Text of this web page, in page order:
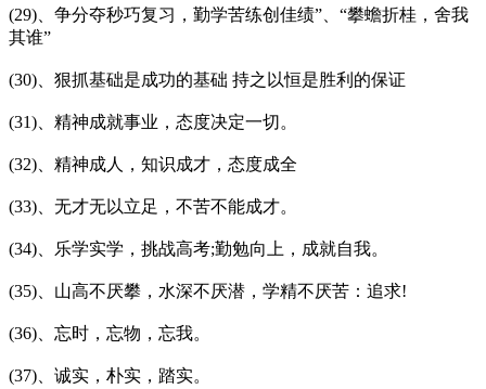
(29)、争分夺秒巧复习，勤学苦练创佳绩”、“攀蟾折桂，舍我
其谁”
(30)、狠抓基础是成功的基础 持之以恒是胜利的保证
(31)、精神成就事业，态度决定一切。
(32)、精神成人，知识成才，态度成全
(33)、无才无以立足，不苦不能成才。
(34)、乐学实学，挑战高考;勤勉向上，成就自我。
(35)、山高不厌攀，水深不厌潜，学精不厌苦：追求!
(36)、忘时，忘物，忘我。
(37)、诚实，朴实，踏实。